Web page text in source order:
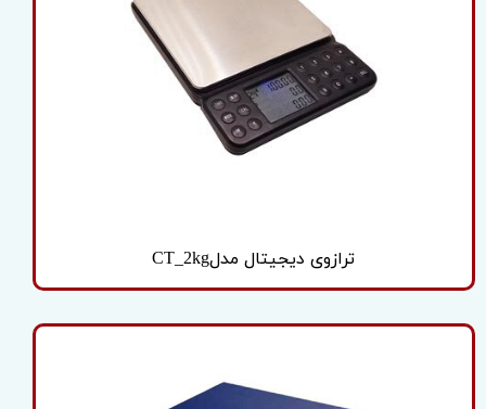
ترازوی دیجیتال مدلCT_2kg